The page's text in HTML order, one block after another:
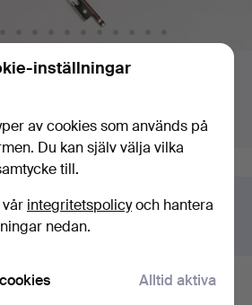
Slutar om:
24 maj 2021 kl. 15:37 EDT
att sälja?
värdering!
inställningar
av cookies som används på
Du kan själv välja vilka
till.
integritetspolicyoch hantera
nedan.
Alltid aktiva